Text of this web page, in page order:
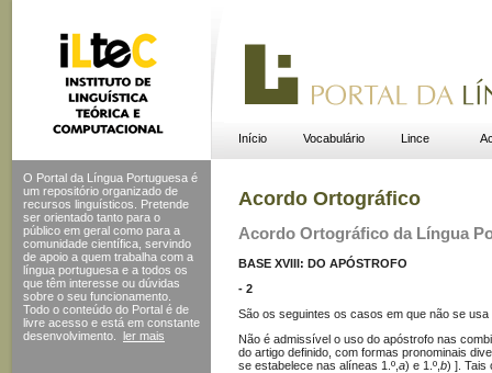
Início Vocabulário Lince
O Portal da Língua Portuguesa é
um repositório organizado de
recursos linguísticos. Pretende
ser orientado tanto para o
público em geral como para a
comunidade científica, servindo
de apoio a quem trabalha com a
língua portuguesa e a todos os
que têm interesse ou dúvidas
sobre o seu funcionamento.
Todo o conteúdo do Portal é de
livre acesso e está em constante
desenvolvimento.
ler mais
Acordo Ortográfico
Acordo Ortográfico da Língua
BASE XVIII: DO APÓSTROFO
- 2
São os seguintes os casos em que não se usa
Não é admissível o uso do apóstrofo nas
do artigo definido, com formas pronominais
se estabelece nas alíneas 1.º, a) e 1.º, b) ]. Tais